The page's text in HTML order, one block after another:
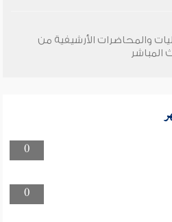
1444هـ
والمحاضرات الأرشيفية من
المباشر
0
0